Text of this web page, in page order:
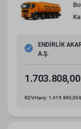
ENDİRLİK
A.Ş.
KDV Hariç: 1.419.840,00